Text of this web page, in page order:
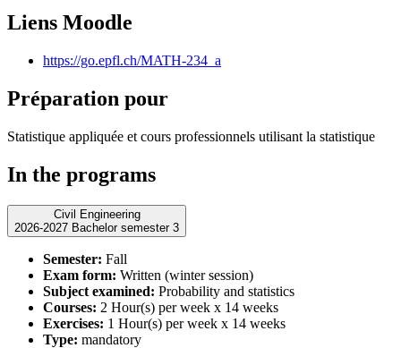
Liens Moodle
https://go.epfl.ch/MATH-234_a
Préparation pour
Statistique appliquée et cours professionnels utilisant la statistique
In the programs
Civil Engineering
2026-2027 Bachelor semester 3
Semester: Fall
Exam form: Written (winter session)
Subject examined: Probability and statistics
Courses: 2 Hour(s) per week x 14 weeks
Exercises: 1 Hour(s) per week x 14 weeks
Type: mandatory